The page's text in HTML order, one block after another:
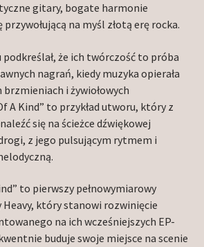
gitary, bogate harmonie
na myśl złotą erę rocka.
podkreślał, że ich twórczość to próba
nagrań, kiedy muzyka opierała
i żywiołowych
A Kind” to przykład utworu, który z
się na ścieżce dźwiękowej
z jego pulsującym rytmem i
to pierwszy pełnowymiarowy
Heavy, który stanowi rozwinięcie
na ich wcześniejszych EP-
buduje swoje miejsce na scenie